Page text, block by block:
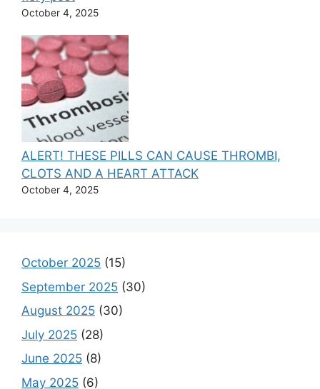
October 4, 2025
ALERT! THESE PILLS CAN CAUSE THROMBI,
CLOTS AND A HEART ATTACK
October 4, 2025
October 2025 (15)
September 2025 (30)
August 2025 (30)
July 2025 (28)
June 2025 (8)
May 2025 (6)